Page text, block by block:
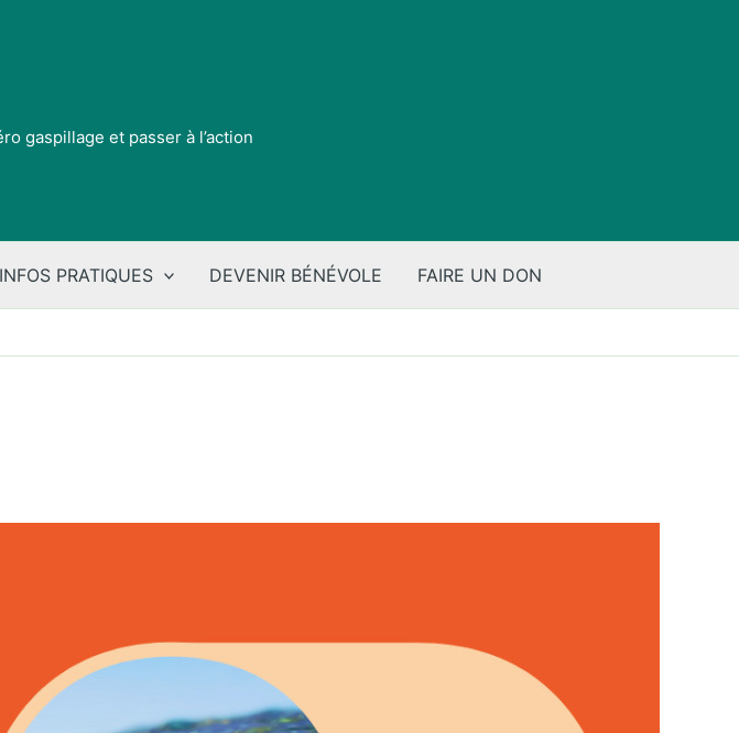
gaspillage et passer à l’action
INFOS PRATIQUES DEVENIR BÉNÉVOLE FAIRE UN DON